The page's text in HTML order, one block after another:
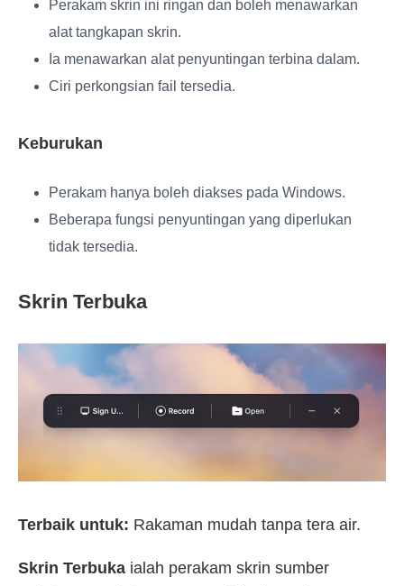
Perakam skrin ini ringan dan boleh menawarkan
alat tangkapan skrin.
Ia menawarkan alat penyuntingan terbina dalam.
Ciri perkongsian fail tersedia.
Keburukan
Perakam hanya boleh diakses pada Windows.
Beberapa fungsi penyuntingan yang diperlukan
tidak tersedia.
Skrin Terbuka
Terbaik untuk: Rakaman mudah tanpa tera air.
Skrin Terbuka ialah perakam skrin sumber